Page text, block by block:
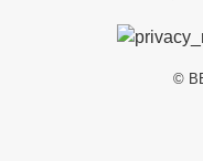
©